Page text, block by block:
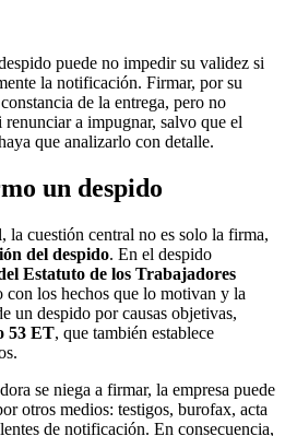
puede no impedir su validez si
la notificación. Firmar, por su
de la entrega, pero no
a impugnar, salvo que el
que analizarlo con detalle.
un despido
la cuestión central no es solo la firma,
del despido. En el despido
Estatuto de los Trabajadores
los hechos que lo motivan y la
un despido por causas objetivas,
53 ET, que también establece
se niega a firmar, la empresa puede
otros medios: testigos, burofax, acta
de notificación. En consecuencia,